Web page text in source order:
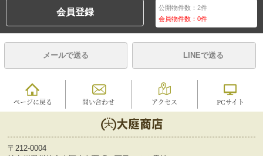
会員登録 公開物件数：2件
会員物件数：0件
メールで送る LINEで送る
ページに戻る 問い合わせ アクセス PCサイト
〒212-0004